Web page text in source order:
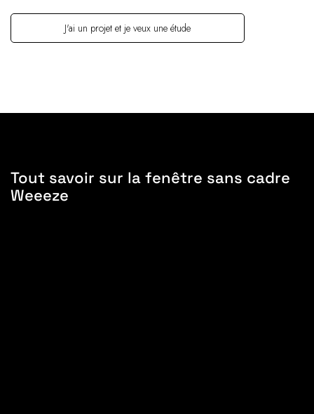
J'ai un projet et je veux une étude
Tout savoir sur la fenêtre sans cadre
Weeeze